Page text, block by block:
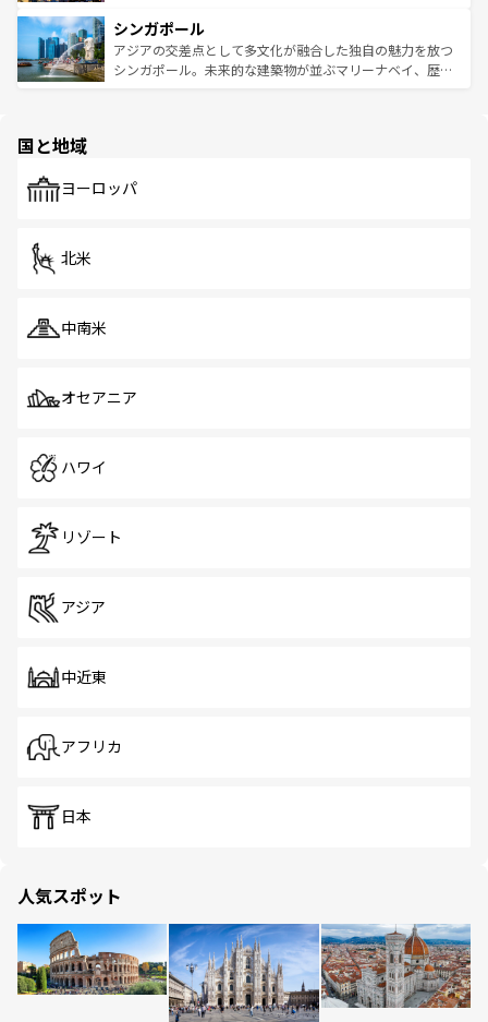
参照してほしい。
激する。気候は一年中温暖で、どの季節にも異なる楽しみ
が待っている。親しみやすいタイの人々、仏教を中心とし
た文化、そして多様な観光資源が、訪れる旅人を魅了し続
み、どこを訪れても感動するはず。観光スポットが密集し
ており、効率よく見どころを回れるのも魅力。息をのむよ
うな絶景から文化的な体験まで、香港を存分に楽しみ尽く
シンガポール
アジアの交差点として多文化が融合した独自の魅力を放つ
シンガポール。未来的な建築物が並ぶマリーナベイ、歴史
で、ホーカーズは地元の風情を楽しめる外せないスポット
国と地域
ヨーロッパ
北米
中南米
オセアニア
ハワイ
リゾート
アジア
中近東
アフリカ
日本
人気スポット